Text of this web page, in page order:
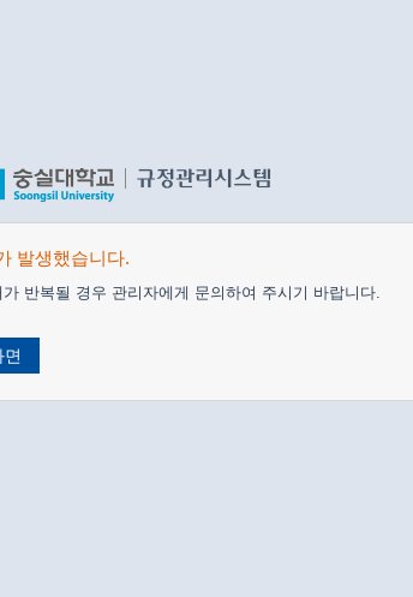
발생했습니다.
가 반복될 경우 관리자에게 문의하여 주시기 바랍니다.